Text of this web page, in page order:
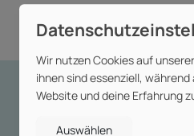
Wir nutzen Cookies auf
ihnen sind essenziell,
Website und deine Erfahrung
Auswählen